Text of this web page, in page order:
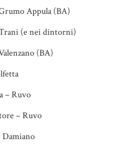
Appula (BA)
(e nei dintorni)
(BA)
– Ruvo
– Ruvo
Damiano